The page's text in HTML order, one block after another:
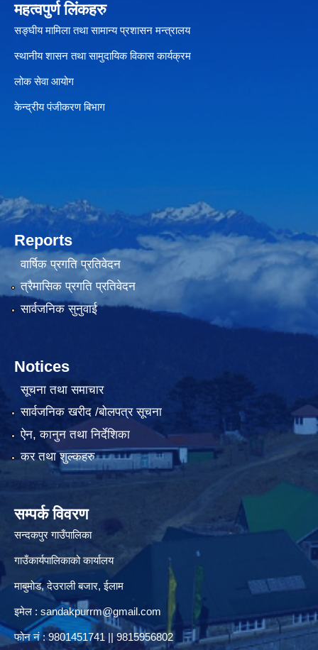
महत्वपुर्ण लिंकहरु
सङ्घीय मामिला तथा सामान्य प्रशासन मन्त्रालय
स्थानीय शासन तथा सामुदायिक विकास कार्यक्रम
लोक सेवा आयोग
केन्द्रीय पंजीकरण बिभाग
Reports
वार्षिक प्रगति प्रतिवेदन
त्रैमासिक प्रगति प्रतिवेदन
सार्वजनिक सुनुवाई
Notices
सूचना तथा समाचार
सार्वजनिक खरीद /बोलपत्र सूचना
ऐन, कानुन तथा निर्देशिका
कर तथा शुल्कहरु
सम्पर्क विवरण
सन्दकपुर गाउँपालिका
गाउँकार्यपालिकाको कार्यालय
माबुमोड, देउराली बजार, ईलाम
इमेल : sandakpurrm@gmail.com
फोन नं : 9801451741 || 9815956802